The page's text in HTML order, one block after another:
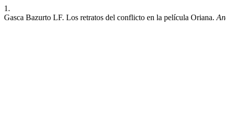
1.
Gasca Bazurto LF. Los retratos del conflicto en la película Oriana.